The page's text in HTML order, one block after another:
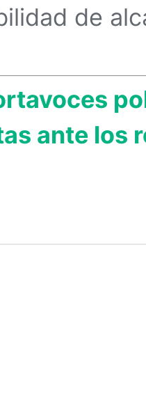
de
ante los